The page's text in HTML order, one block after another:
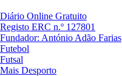
Diário Online Gratuito
Registo ERC n.º 127801
Fundador: António Adão Farias
Futebol
Futsal
Mais Desporto